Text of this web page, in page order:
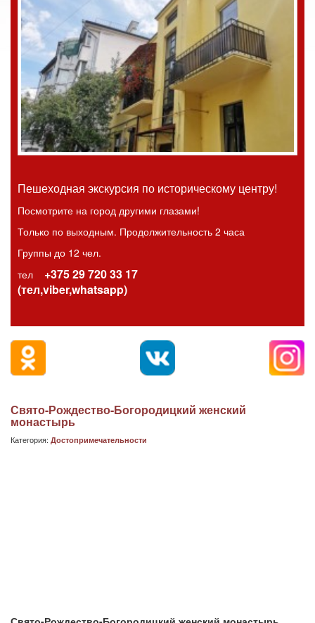
Пешеходная экскурсия по историческому центру!
Посмотрите на город другими глазами!
Только по выходным. Продолжительность 2 часа
Группы до 12 чел.
тел +375 29 720 33 17
(тел,viber,whatsapp)
Свято-Рождество-Богородицкий женский
монастырь
Категория: Достопримечательности